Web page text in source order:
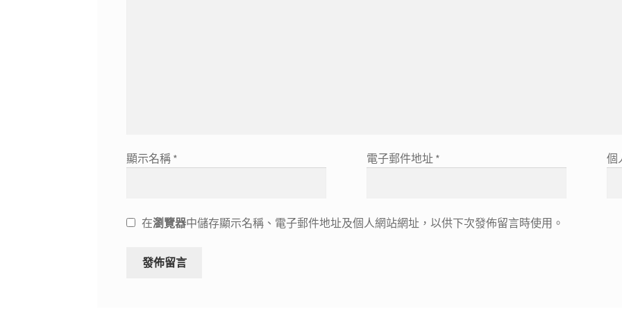
顯示名稱 * 電子郵件地址 * 個
在瀏覽器中儲存顯示名稱、電子郵件地址及個人網站網址，以供下次發佈留言時使用。